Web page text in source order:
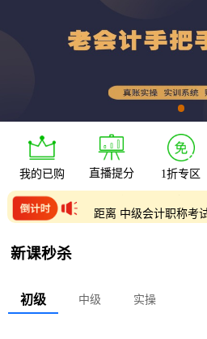
我的已购 直播提分 1折专区
距离 中级会计职称考
新课秒杀
初级 中级 实操